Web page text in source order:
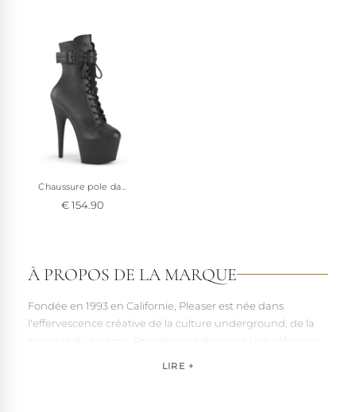
Chaussure pole da...
€ 154.90
À PROPOS DE LA MARQUE
Fondée en 1993 en Californie, Pleaser est née dans
l'effervescence créative de la culture underground, de la
LIRE +